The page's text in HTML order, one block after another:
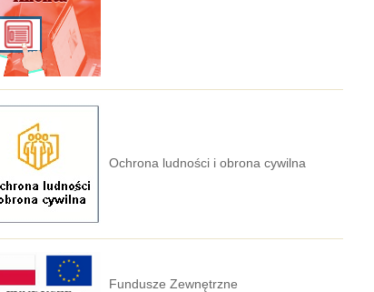
Ochrona ludności i obrona cywilna
Fundusze Zewnętrzne